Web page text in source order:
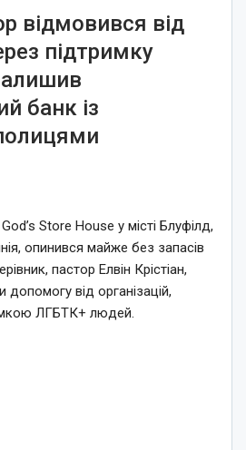
відмовився від
підтримку
банк із
Store House у місті Блуфілд,
опинився майже без запасів
пастор Елвін Крістіан,
від організацій,
ЛГБТК+ людей.